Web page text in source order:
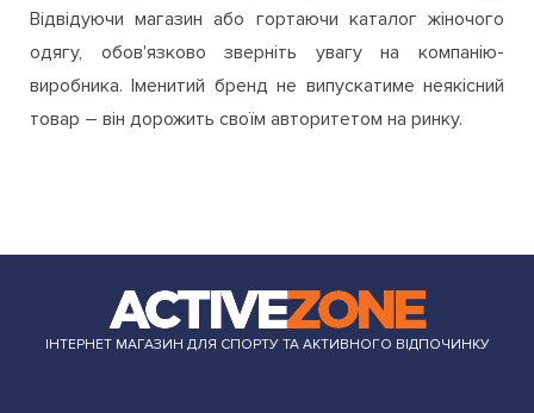
Відвідуючи магазин або гортаючи каталог жіночого
одягу, обов'язково зверніть увагу на компанію-
виробника. Іменитий бренд не випускатиме неякісний
товар – він дорожить своїм авторитетом на ринку.
ІНТЕРНЕТ МАГАЗИН ДЛЯ СПОРТУ ТА АКТИВНОГО ВІДПОЧИНКУ